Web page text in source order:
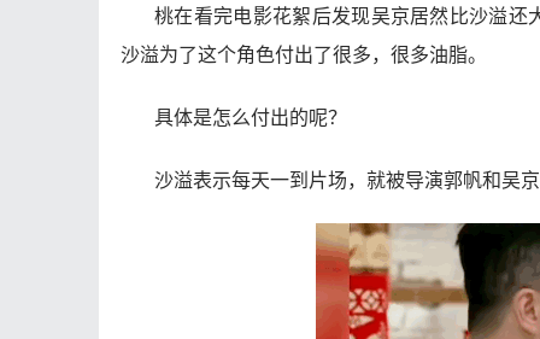
桃在看完电影花絮后发现吴京居然比沙溢
沙溢为了这个角色付出了很多，很多油脂。
具体是怎么付出的呢？
沙溢表示每天一到片场，就被导演郭帆和吴